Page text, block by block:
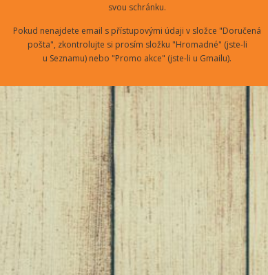
svou schránku.
Pokud nenajdete email s přístupovými údaji v složce "Doručená
pošta", zkontrolujte si prosím složku "Hromadné" (jste-li
u Seznamu) nebo "Promo akce" (jste-li u Gmailu).